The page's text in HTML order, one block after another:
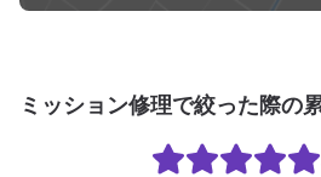
ミッション修理で絞った際の